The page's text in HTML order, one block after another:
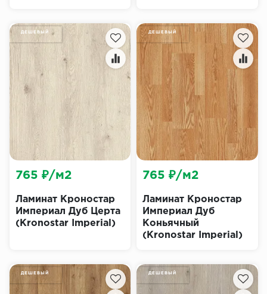
ДЕШЕВЫЙ
Ламинат Кроностар
Империал Дуб Церта
(Kronostar Imperial)
765 ₽/м2
ДЕШЕВЫЙ
Ламинат Кроностар
Империал Дуб
Коньячный
(Kronostar Imperial)
765 ₽/м2
ДЕШЕВЫЙ ДЕШЕВЫЙ